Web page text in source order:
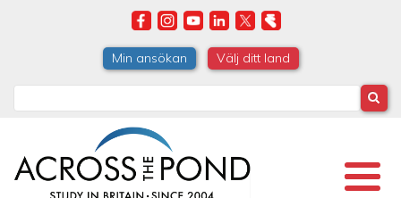
Min ansökan Välj ditt land